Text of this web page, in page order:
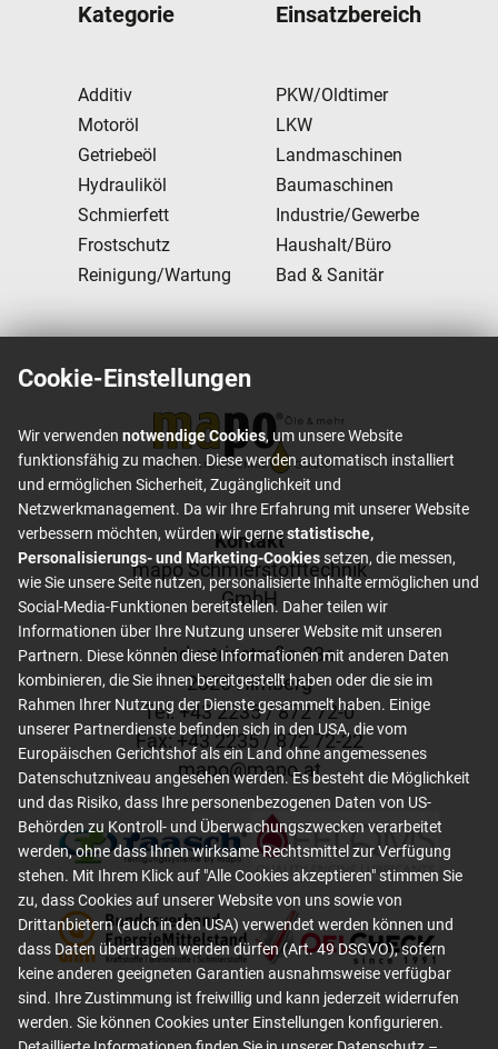
Kategorie
Additiv
Motoröl
Getriebeöl
Hydrauliköl
Schmierfett
Frostschutz
Reinigung/Wartung
Einsatzbereich
PKW/Oldtimer
LKW
Landmaschinen
Baumaschinen
Industrie/Gewerbe
Haushalt/Büro
Bad & Sanitär
Footer content
Kontakt
mapo Schmierstofftechnik
GmbH
Industriestraße 23a
2325 Himberg
Tel: +43 2235 / 872 72-0
Fax: +43 2235 / 872 72-22
mapo@mapo.at
Cookie-Einstellungen
Wir verwenden notwendige Cookies, um unsere Website
funktionsfähig zu machen. Diese werden automatisch installiert
und ermöglichen Sicherheit, Zugänglichkeit und
Netzwerkmanagement. Da wir Ihre Erfahrung mit unserer Website
verbessern möchten, würden wir gernestatistische,
Personalisierungs- und Marketing-Cookiessetzen, die messen,
wie Sie unsere Seite nutzen, personalisierte Inhalte ermöglichen und
Social-Media-Funktionen bereitstellen. Daher teilen wir
Informationen über Ihre Nutzung unserer Website mit unseren
Partnern. Diese können diese Informationen mit anderen Daten
kombinieren, die Sie ihnen bereitgestellt haben oder die sie im
Rahmen Ihrer Nutzung der Dienste gesammelt haben. Einige
unserer Partnerdienste befinden sich in den USA, die vom
Europäischen Gerichtshof als ein Land ohne angemessenes
Datenschutzniveau angesehen werden. Es besteht die Möglichkeit
und das Risiko, dass Ihre personenbezogenen Daten von US-
Behörden zu Kontroll- und Überwachungszwecken verarbeitet
werden, ohne dass Ihnen wirksame Rechtsmittel zur Verfügung
stehen. Mit Ihrem Klick auf "Alle Cookies akzeptieren" stimmen Sie
zu, dass Cookies auf unserer Website von uns sowie von
Drittanbietern (auch in den USA) verwendet werden können und
dass Daten übertragen werden dürfen (Art. 49 DSGVO), sofern
keine anderen geeigneten Garantien ausnahmsweise verfügbar
sind. Ihre Zustimmung ist freiwillig und kann jederzeit widerrufen
werden. Sie können Cookies unter Einstellungen konfigurieren.